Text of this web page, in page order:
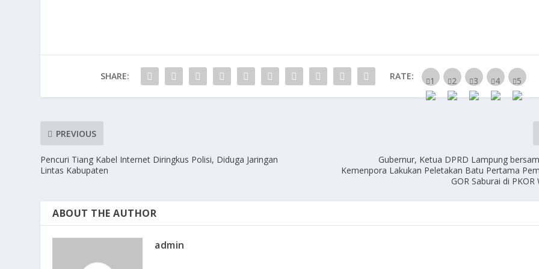
SHARE: RATE:
PREVIOUS
Pencuri Tiang Kabel Internet Diringkus Polisi, Diduga Jaringan
Lintas Kabupaten
Gubernur, Ketua DPRD Lampung
Kemenpora Lakukan Peletakan Batu Pertama
GOR Saburai di
ABOUT THE AUTHOR
admin